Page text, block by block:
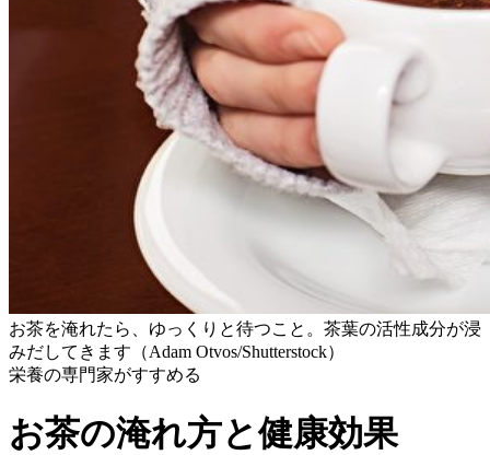
お茶を淹れたら、ゆっくりと待つこと。茶葉の活性成分が浸
みだしてきます（Adam Otvos/Shutterstock）
栄養の専門家がすすめる
お茶の淹れ方と健康効果